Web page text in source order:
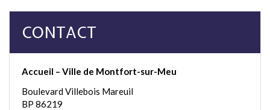
CONTACT
Accueil – Ville de Montfort-sur-Meu
Boulevard Villebois Mareuil
BP 86219